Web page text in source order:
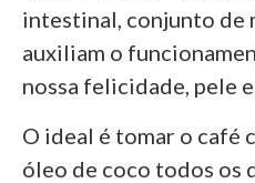
intestinal, conjunto de
auxiliam o
nossa felicidade, pele
O ideal é tomar o café
óleo de coco todos os